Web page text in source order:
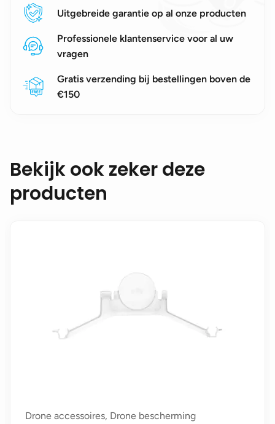
Uitgebreide garantie op al onze producten
Professionele klantenservice voor al uw
vragen
Gratis verzending bij bestellingen boven de
€150
Bekijk ook zeker deze
producten
Drone accessoires, Drone bescherming